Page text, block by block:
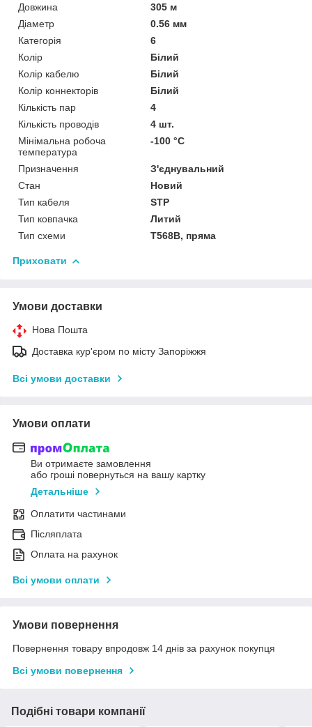
Довжина
305 м
Діаметр
0.56 мм
Категорія
6
Колір
Білий
Колір кабелю
Білий
Колір коннекторів
Білий
Кількість пар
4
Кількість проводів
4 шт.
Мінімальна робоча
температура
-100 °С
Призначення
З'єднувальний
Стан
Новий
Тип кабеля
STP
Тип ковпачка
Литий
Тип схеми
Т568В, пряма
Приховати
Умови доставки
Нова Пошта
Доставка кур'єром по місту Запоріжжя
Всі умови доставки
Умови оплати
Ви отримаєте замовлення
або гроші повернуться на вашу картку
Детальніше
Оплатити частинами
Післяплата
Оплата на рахунок
Всі умови оплати
Умови повернення
Повернення товару впродовж 14 днів за рахунок покупця
Всі умови повернення
Подібні товари компанії